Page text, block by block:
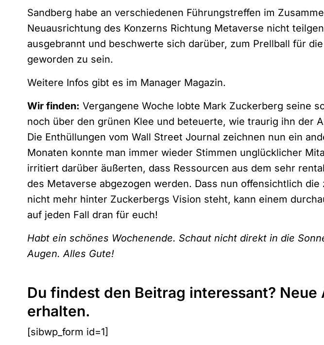
Sandberg habe an verschiedenen Führungstreffen im
Neuausrichtung des Konzerns Richtung Metaverse nicht
ausgebrannt und beschwerte sich darüber, zum Prellball für
geworden zu sein.
Weitere Infos gibt es im Manager Magazin.
Wir finden: Vergangene Woche lobte Mark Zuckerberg seine
noch über den grünen Klee und beteuerte, wie traurig ihn der
Die Enthüllungen vom Wall Street Journal zeichnen nun ein
Monaten konnte man immer wieder Stimmen unglücklicher
irritiert darüber äußerten, dass Ressourcen aus dem sehr
des Metaverse abgezogen werden. Dass nun offensichtlich
nicht mehr hinter Zuckerbergs Vision steht, kann einem
auf jeden Fall dran für euch!
Habt ein schönes Wochenende. Schaut nicht direkt in die
Augen. Alles Gute!
Du findest den Beitrag interessant?
erhalten.
[sibwp_form id=1]